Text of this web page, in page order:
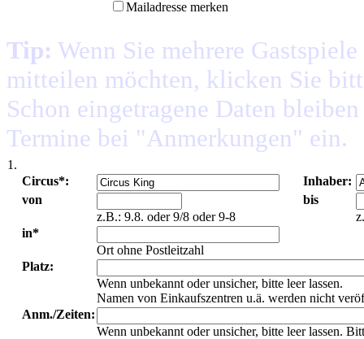
Mailadresse merken
Tip: Wenn Sie mehrere
mitteilen möchten, klicken Sie
Schon eingetragene Daten
Termine bei "Anmerkungen" ein.
1.
Circus*:
Inhaber:
von
z.B.: 9.8. oder 9/8 oder 9-8
bis
in*
Ort ohne Postleitzahl
Platz:
Wenn unbekannt oder unsicher, bitte leer lassen.
Namen von Einkaufszentren u.ä. werden nicht
Anm./Zeiten:
Wenn unbekannt oder unsicher, bitte leer lassen.